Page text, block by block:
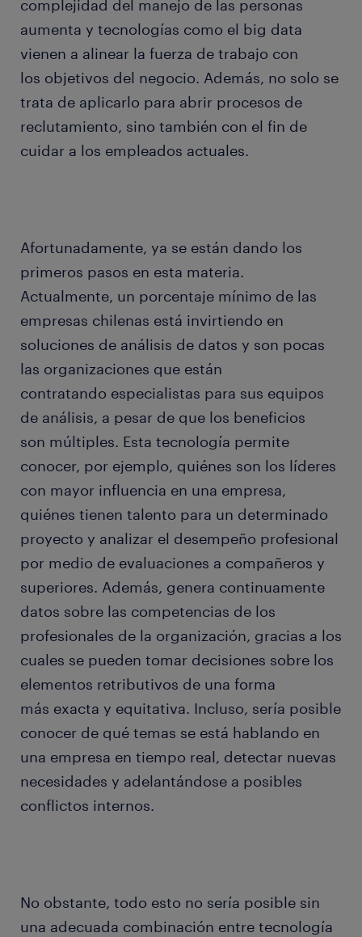
complejidad del manejo de las personas
aumenta y tecnologías como el big data
vienen a alinear la fuerza de trabajo con
los objetivos del negocio. Además, no solo se
trata de aplicarlo para abrir procesos de
reclutamiento, sino también con el fin de
cuidar a los empleados actuales.
Afortunadamente, ya se están dando los
primeros pasos en esta materia.
Actualmente, un porcentaje mínimo de las
empresas chilenas está invirtiendo en
soluciones de análisis de datos y son pocas
las organizaciones que están
contratando especialistas para sus equipos
de análisis, a pesar de que los beneficios
son múltiples. Esta tecnología permite
conocer, por ejemplo, quiénes son los líderes
con mayor influencia en una empresa,
quiénes tienen talento para un determinado
proyecto y analizar el desempeño profesional
por medio de evaluaciones a compañeros y
superiores. Además, genera continuamente
datos sobre las competencias de los
profesionales de la organización, gracias a los
cuales se pueden tomar decisiones sobre los
elementos retributivos de una forma
más exacta y equitativa. Incluso, sería posible
conocer de qué temas se está hablando en
una empresa en tiempo real, detectar nuevas
necesidades y adelantándose a posibles
conflictos internos.
No obstante, todo esto no sería posible sin
una adecuada combinación entre tecnología